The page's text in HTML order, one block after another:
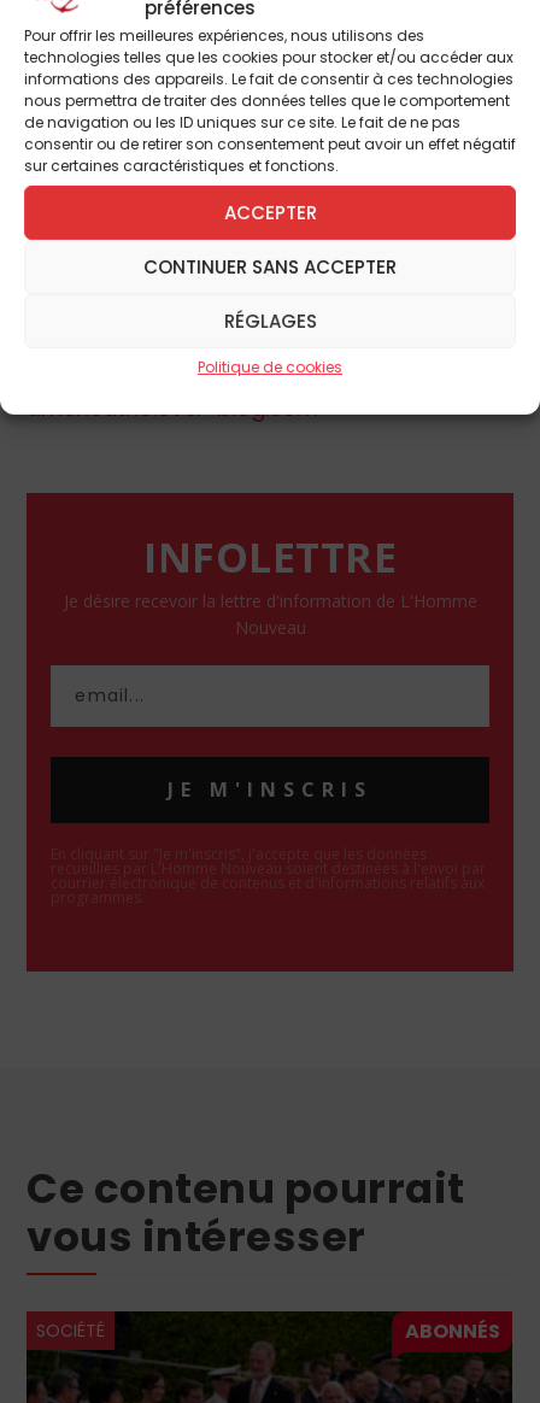
préférences
Pour offrir les meilleures expériences, nous utilisons des
technologies telles que les cookies pour stocker et/ou accéder aux
informations des appareils. Le fait de consentir à ces technologies
nous permettra de traiter des données telles que le comportement
de navigation ou les ID uniques sur ce site. Le fait de ne pas
consentir ou de retirer son consentement peut avoir un effet négatif
sur certaines caractéristiques et fonctions.
ACCEPTER
CONTINUER SANS ACCEPTER
RÉGLAGES
Politique de cookies
autres pharmacies de ce type en Amérique
– « Nous nous efforçons de créer un
environnement où foi et professionnalisme
aillent de paire ».
Le groupe DMC se compose également de
Tepeyrac Family Center, qui offre un soutien
en gynécologie-obstétrique, promeut les
techniques de contrôle naturel des
naissances et se refuse à la contraception,
à la stérilisation ou à l’avortement.
retrouvez aussi cet article sur :
americatho.over-blog.com
INFOLETTRE
Je désire recevoir la lettre d'information de L'Homme
Nouveau
JE M'INSCRIS
En cliquant sur "Je m'inscris", j'accepte que les données
recueillies par L'Homme Nouveau soient destinées à l'envoi par
courrier électronique de contenus et d'informations relatifs aux
programmes.
Ce contenu pourrait
vous intéresser
SOCIÉTÉ